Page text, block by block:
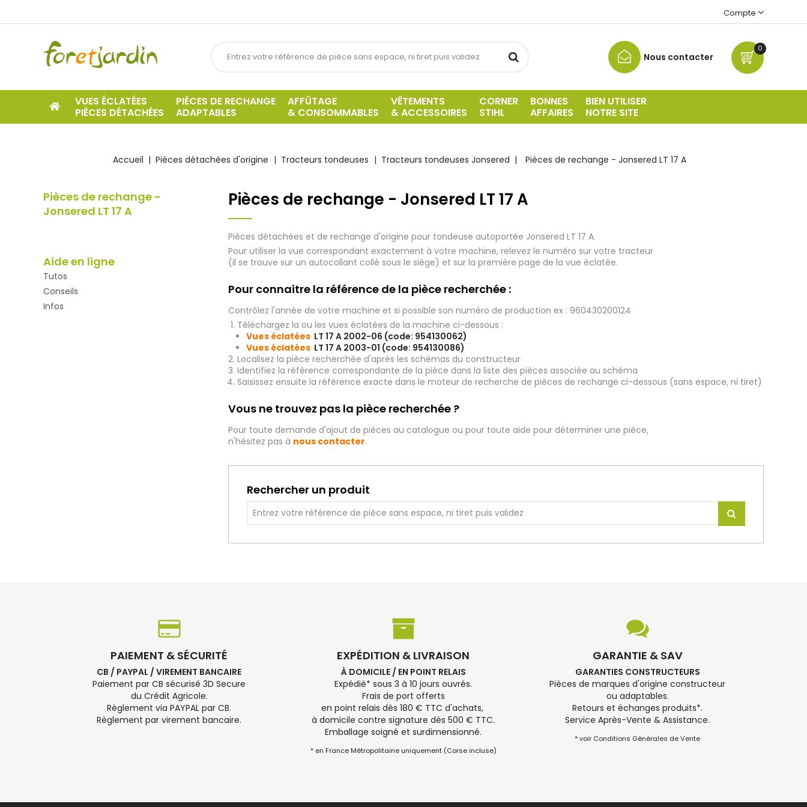
Compte
0
Nous contacter
VUES ÉCLATÉES
PIÈCES DÉTACHÉES
PIÈCES DE RECHANGE
ADAPTABLES
AFFÛTAGE
& CONSOMMABLES
VÊTEMENTS
& ACCESSOIRES
CORNER
STIHL
BONNES
AFFAIRES
BIEN UTILISER
NOTRE SITE
Accueil Pièces détachées d'origine Tracteurs tondeuses Tracteurs tondeuses Jonsered Pièces de rechange - Jonsered LT 17 A
Pièces de rechange -
Jonsered LT 17 A
Aide en ligne
Tutos
Conseils
Infos
Pièces de rechange - Jonsered LT 17 A
Pièces détachées et de rechange d'origine pour tondeuse autoportée Jonsered LT 17 A.
Pour utiliser la vue correspondant exactement à votre machine, relevez le numéro sur votre tracteur
(il se trouve sur un autocollant collé sous le siège) et sur la première page de la vue éclatée.
Pour connaitre la référence de la pièce recherchée :
Contrôlez l'année de votre machine et si possible son numéro de production ex : 960430200124
Téléchargez la ou les vues éclatées de la machine ci-dessous :
Vues éclatées LT 17 A 2002-06 (code: 954130062)
Vues éclatées LT 17 A 2003-01 (code: 954130086)
Localisez la pièce recherchée d'après les schémas du constructeur
Identifiez la référence correspondante de la pièce dans la liste des pièces associée au schéma
Saisissez ensuite la référence exacte dans le moteur de recherche de pièces de rechange ci-dessous (sans espace, ni tiret)
Vous ne trouvez pas la pièce recherchée ?
Pour toute demande d'ajout de pièces au catalogue ou pour toute aide pour déterminer une pièce,
n'hésitez pas à nous contacter.
Rechercher un produit
PAIEMENT & SÉCURITÉ
CB / PAYPAL / VIREMENT BANCAIRE
Paiement par CB sécurisé 3D Secure
du Crédit Agricole.
Règlement via PAYPAL par CB.
Règlement par virement bancaire.
EXPÉDITION & LIVRAISON
À DOMICILE / EN POINT RELAIS
Expédié* sous 3 à 10 jours ouvrés.
Frais de port offerts
en point relais dès 180 € TTC d'achats,
à domicile contre signature dès 500 € TTC.
Emballage soigné et surdimensionné.
* en France Métropolitaine uniquement (Corse incluse)
GARANTIE & SAV
GARANTIES CONSTRUCTEURS
Pièces de marques d'origine constructeur
ou adaptables.
Retours et échanges produits*.
Service Après-Vente & Assistance.
* voir Conditions Générales de Vente